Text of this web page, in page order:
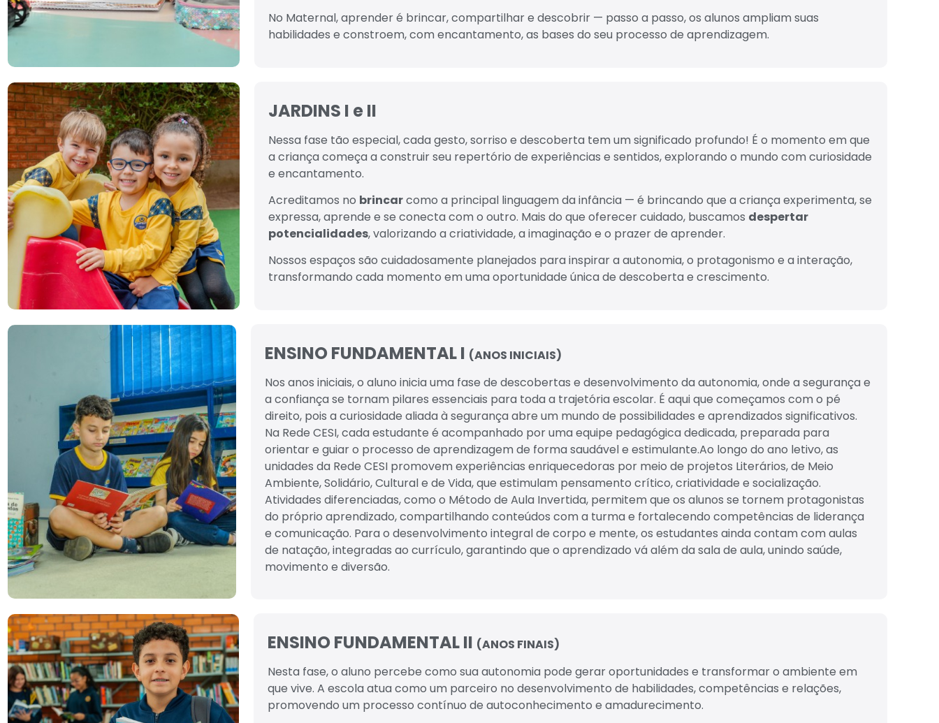
No Maternal, aprender é brincar, compartilhar e descobrir — passo a passo, os alunos ampliam suas
habilidades e constroem, com encantamento, as bases do seu processo de aprendizagem.
JARDINS I e II
Nessa fase tão especial, cada gesto, sorriso e descoberta tem um significado profundo! É o momento em que
a criança começa a construir seu repertório de experiências e sentidos, explorando o mundo com curiosidade
e encantamento.
Acreditamos no brincarcomo a principal linguagem da infância — é brincando que a criança experimenta, se
expressa, aprende e se conecta com o outro. Mais do que oferecer cuidado, buscamos despertar
potencialidades, valorizando a criatividade, a imaginação e o prazer de aprender.
Nossos espaços são cuidadosamente planejados para inspirar a autonomia, o protagonismo e a interação,
transformando cada momento em uma oportunidade única de descoberta e crescimento.
ENSINO FUNDAMENTAL I (ANOS INICIAIS)
Nos anos iniciais, o aluno inicia uma fase de descobertas e desenvolvimento da autonomia, onde a segurança e
a confiança se tornam pilares essenciais para toda a trajetória escolar. É aqui que começamos com o pé
direito, pois a curiosidade aliada à segurança abre um mundo de possibilidades e aprendizados significativos.
Na Rede CESI, cada estudante é acompanhado por uma equipe pedagógica dedicada, preparada para
orientar e guiar o processo de aprendizagem de forma saudável e estimulante.Ao longo do ano letivo, as
unidades da Rede CESI promovem experiências enriquecedoras por meio de projetos Literários, de Meio
Ambiente, Solidário, Cultural e de Vida, que estimulam pensamento crítico, criatividade e socialização.
Atividades diferenciadas, como o Método de Aula Invertida, permitem que os alunos se tornem protagonistas
do próprio aprendizado, compartilhando conteúdos com a turma e fortalecendo competências de liderança
e comunicação. Para o desenvolvimento integral de corpo e mente, os estudantes ainda contam com aulas
de natação, integradas ao currículo, garantindo que o aprendizado vá além da sala de aula, unindo saúde,
movimento e diversão.
ENSINO FUNDAMENTAL II (ANOS FINAIS)
Nesta fase, o aluno percebe como sua autonomia pode gerar oportunidades e transformar o ambiente em
que vive. A escola atua como um parceiro no desenvolvimento de habilidades, competências e relações,
promovendo um processo contínuo de autoconhecimento e amadurecimento.